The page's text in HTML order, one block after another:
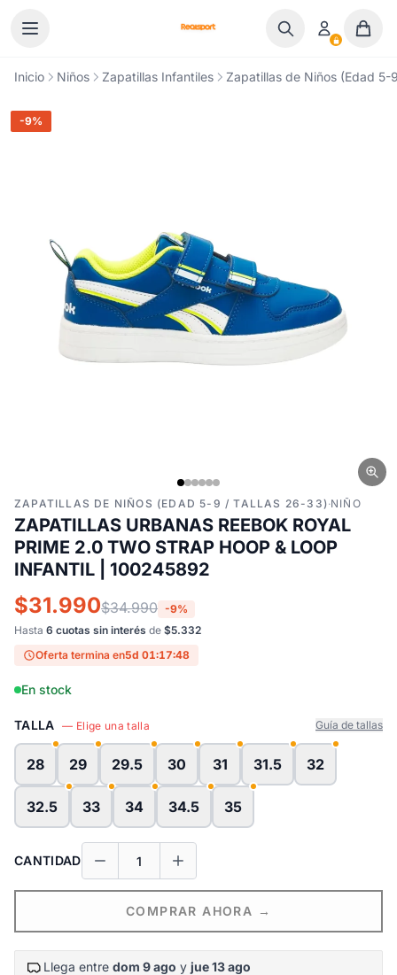
Inicio Niños Zapatillas Infantiles Zapatillas de Niños (Edad
-9%
ZAPATILLAS DE NIÑOS (EDAD 5-9 / TALLAS 26-33)·NIÑO
ZAPATILLAS URBANAS REEBOK ROYAL
PRIME 2.0 TWO STRAP HOOP & LOOP
INFANTIL | 100245892
$31.990$34.990 -9%
Hasta 6 cuotas sin interés de $5.332
Oferta termina en5d 01:17:48
En stock
TALLA — Elige una talla Guía de tallas
28 29 29.5 30 31 31.5 32
32.5 33 34 34.5 35
CANTIDAD
COMPRAR AHORA →
Llega entre dom 9 ago y jue 13 ago